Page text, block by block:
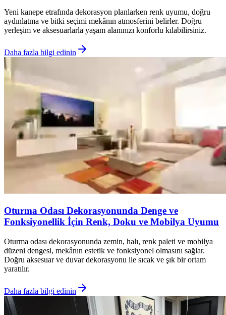
Yeni kanepe etrafında dekorasyon planlarken renk uyumu, doğru
aydınlatma ve bitki seçimi mekânın atmosferini belirler. Doğru
yerleşim ve aksesuarlarla yaşam alanınızı konforlu kılabilirsiniz.
Daha fazla bilgi edinin
Oturma Odası Dekorasyonunda Denge ve
Fonksiyonellik İçin Renk, Doku ve Mobilya Uyumu
Oturma odası dekorasyonunda zemin, halı, renk paleti ve mobilya
düzeni dengesi, mekânın estetik ve fonksiyonel olmasını sağlar.
Doğru aksesuar ve duvar dekorasyonu ile sıcak ve şık bir ortam
yaratılır.
Daha fazla bilgi edinin